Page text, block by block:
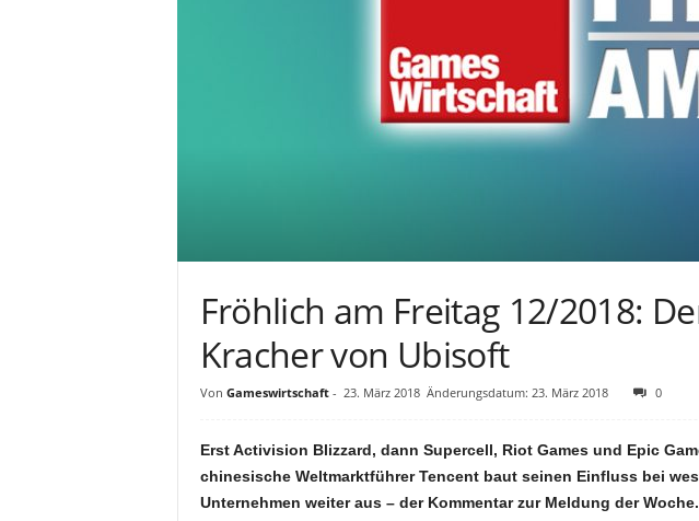
Fröhlich am Freitag 12/2018:
Kracher von Ubisoft
Von Gameswirtschaft- 23. März 2018 Änderungsdatum: 23. März 2018 0
Erst Activision Blizzard, dann Supercell, Riot Games und Epic
chinesische Weltmarktführer Tencent baut seinen Einfluss bei
Unternehmen weiter aus – der Kommentar zur Meldung der Woche.